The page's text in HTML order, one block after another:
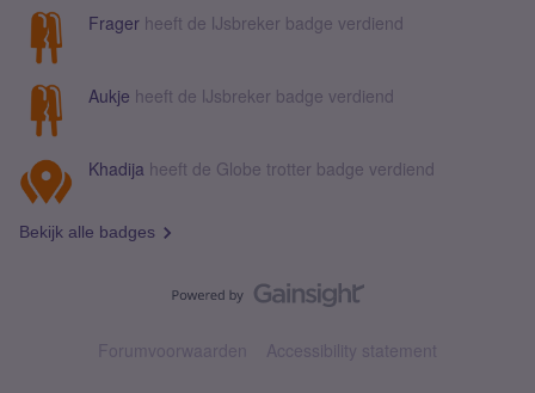
Frager heeft de IJsbreker badge verdiend
Aukje heeft de IJsbreker badge verdiend
Khadija heeft de Globe trotter badge verdiend
Bekijk alle badges
Forumvoorwaarden Accessibility statement